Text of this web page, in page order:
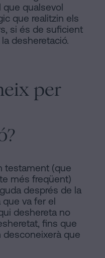
que qualsevol
que realitzin els
si és de suficient
desheretació.
per
testament (que
més freqüent)
després de la
va fer el
deshereta no
fins que
que